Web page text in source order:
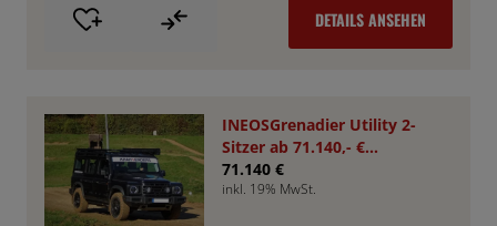
DETAILS ANSEHEN
INEOSGrenadier Utility 2-
Sitzer ab 71.140,- €
*Bestellfahrzeug*
71.140 €
inkl. 19% MwSt.